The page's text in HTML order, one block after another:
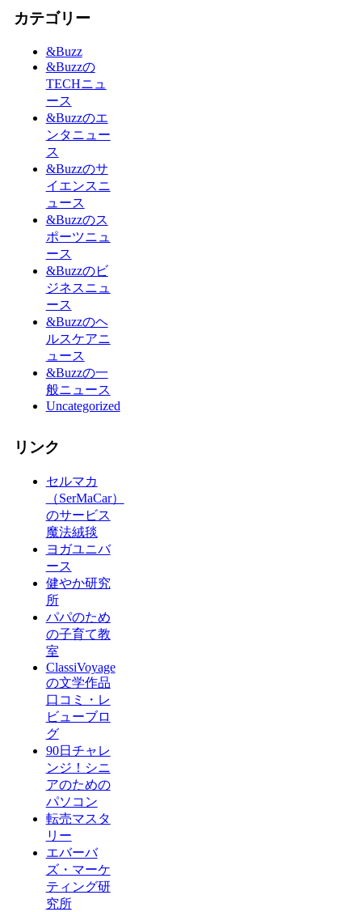
カテゴリー
&Buzz
&Buzzの
TECHニュ
ース
&Buzzのエ
ンタニュー
ス
&Buzzのサ
イエンスニ
ュース
&Buzzのス
ポーツニュ
ース
&Buzzのビ
ジネスニュ
ース
&Buzzのヘ
ルスケアニ
ュース
&Buzzの一
般ニュース
Uncategorized
リンク
セルマカ
（SerMaCar）
のサービス
魔法絨毯
ヨガユニバ
ース
健やか研究
所
パパのため
の子育て教
室
ClassiVoyage
の文学作品
口コミ・レ
ビューブロ
グ
90日チャレ
ンジ！シニ
アのための
パソコン
転売マスタ
リー
エバーバ
ズ・マーケ
ティング研
究所